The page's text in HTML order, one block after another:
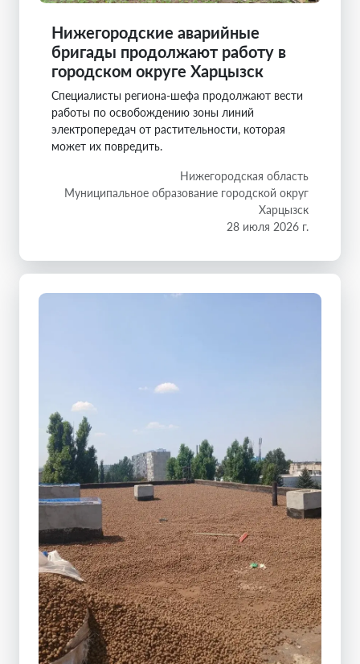
Нижегородские аварийные
бригады продолжают работу в
городском округе Харцызск
Специалисты региона-шефа продолжают вести
работы по освобождению зоны линий
электропередач от растительности, которая
может их повредить.
Нижегородская область
Муниципальное образование городской округ
Харцызск
28 июля 2026 г.